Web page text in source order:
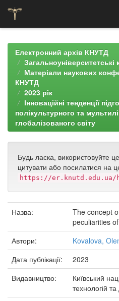
navigationЕлектронний архів КНУТД
Загальноуніверситетські
Матеріали наукових
КНУТД
2023 рік
Інноваційні тенденції
полікультурного та
глобалізованого світу
Будь ласка, використовуйте
цитувати або посилатися на
https://er.knutd.edu.ua/
Назва:
The concept
peculiarities
Автори:
Kovalova,
Дата публікації:
2023
Видавництво:
Київський
технологій